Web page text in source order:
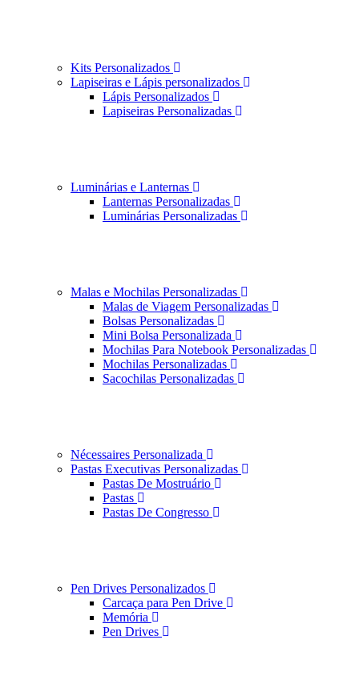
Kits Personalizados
Lapiseiras e Lápis personalizados
Lápis Personalizados
Lapiseiras Personalizadas
Luminárias e Lanternas
Lanternas Personalizadas
Luminárias Personalizadas
Malas e Mochilas Personalizadas
Malas de Viagem Personalizadas
Bolsas Personalizadas
Mini Bolsa Personalizada
Mochilas Para Notebook Personalizadas
Mochilas Personalizadas
Sacochilas Personalizadas
Nécessaires Personalizada
Pastas Executivas Personalizadas
Pastas De Mostruário
Pastas
Pastas De Congresso
Pen Drives Personalizados
Carcaça para Pen Drive
Memória
Pen Drives